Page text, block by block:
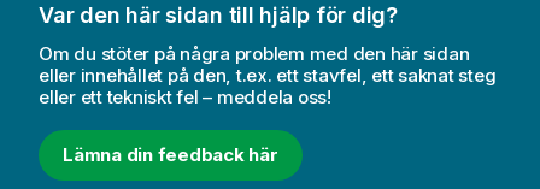
Var den här sidan till hjälp för dig?
Om du stöter på några problem med den här sidan
eller innehållet på den, t.ex. ett stavfel, ett saknat steg
eller ett tekniskt fel – meddela oss!
Lämna din feedback här